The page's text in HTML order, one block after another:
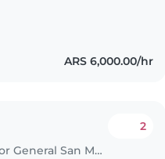
ARS 6,000.00/hr
Babysitter in Ciudad del Libertador General San Martín
2